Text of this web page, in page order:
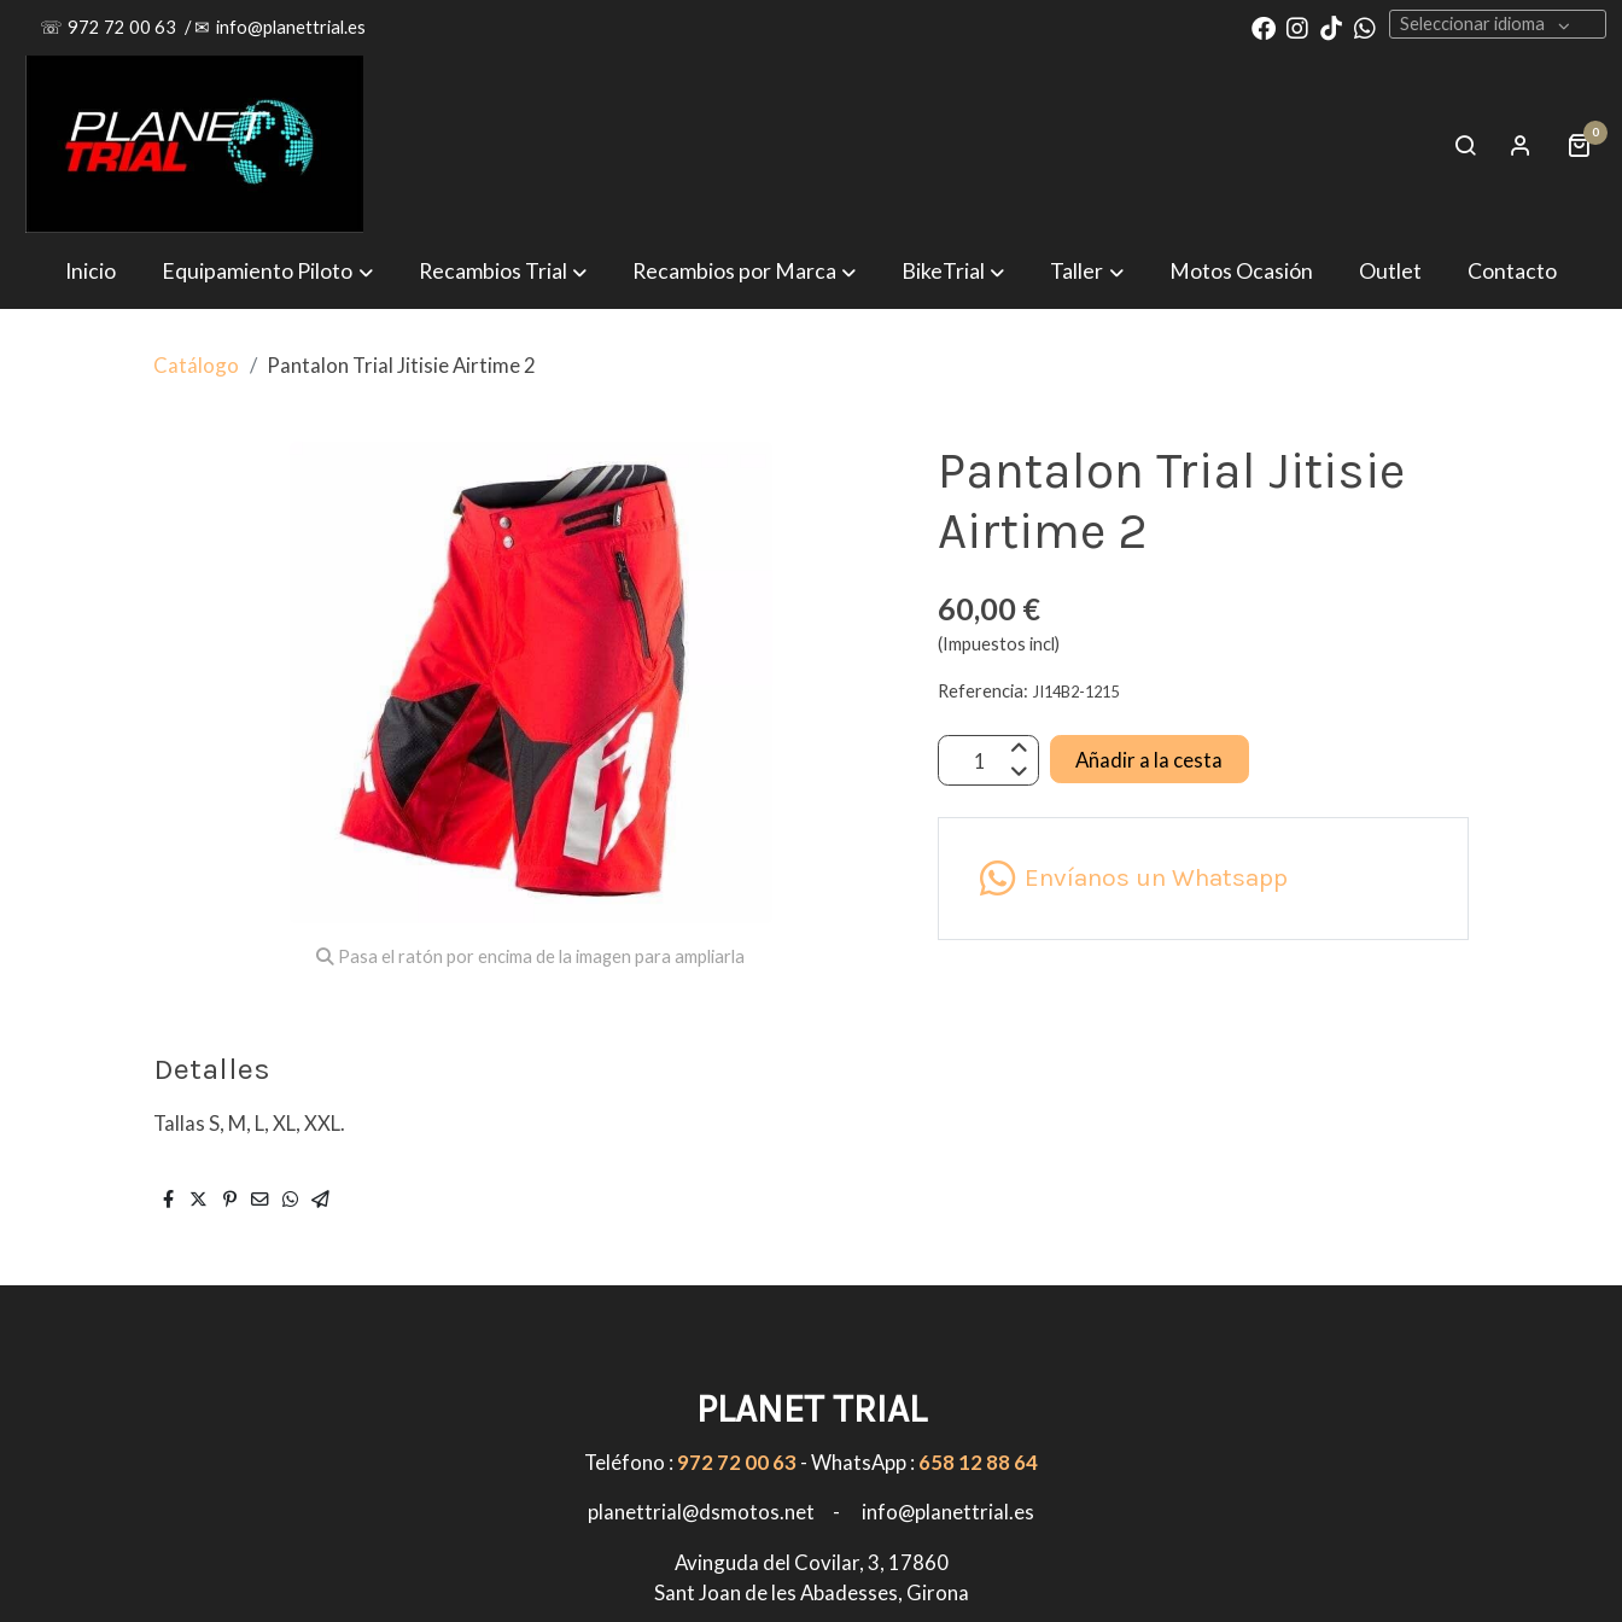
☏ 972 72 00 63 /✉ info@planettrial.es Seleccionar idioma
0
Inicio Equipamiento Piloto Recambios Trial Recambios por Marca BikeTrial Taller Motos Ocasión Outlet Contacto
Catálogo Pantalon Trial Jitisie Airtime 2
Pasa el ratón por encima de la imagen para ampliarla
Detalles
Tallas S, M, L, XL, XXL.
Pantalon Trial Jitisie
Airtime 2
60,00 €
(Impuestos incl)
Referencia: JI14B2-1215
Añadir a la cesta
Envíanos un Whatsapp
PLANET TRIAL
Teléfono : 972 72 00 63 - WhatsApp : 658 12 88 64
planettrial@dsmotos.net - info@planettrial.es
Avinguda del Covilar, 3, 17860
Sant Joan de les Abadesses, Girona